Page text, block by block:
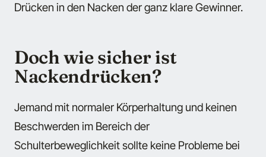
Drücken in den Nacken der ganz klare Gewinner.
Doch wie sicher ist
Nackendrücken?
Jemand mit normaler Körperhaltung und keinen
Beschwerden im Bereich der
Schulterbeweglichkeit sollte keine Probleme bei